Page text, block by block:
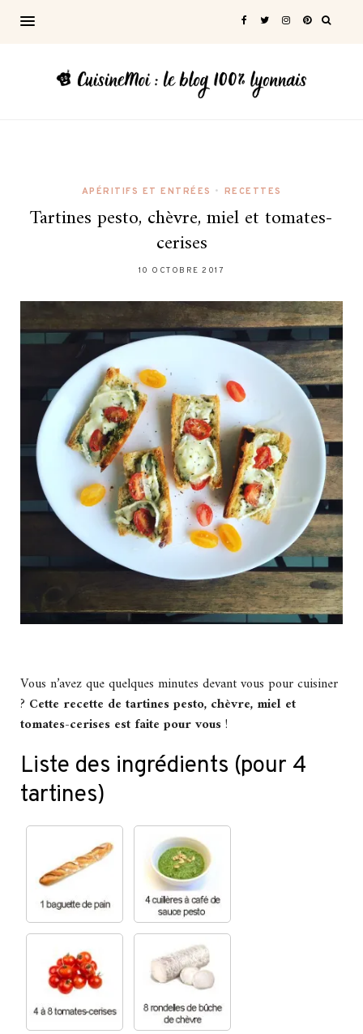
APÉRITIFS ET ENTRÉES • RECETTES
Tartines pesto, chèvre, miel et tomates-
cerises
10 OCTOBRE 2017
Vous n’avez que quelques minutes devant vous pour cuisiner
? Cette recette de tartines pesto, chèvre, miel et
tomates-cerises est faite pour vous!
Liste des ingrédients (pour 4
tartines)